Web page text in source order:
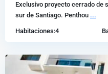
Exclusivo proyecto cerrado de
sur de Santiago. Penthou ...
Habitaciones:4
los